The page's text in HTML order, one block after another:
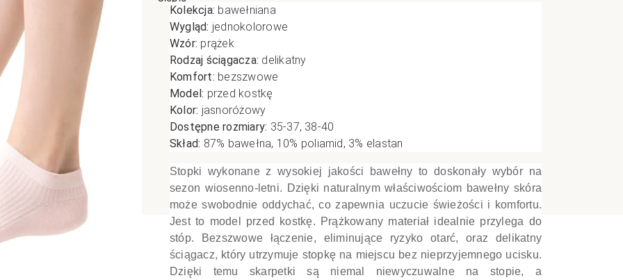
NOWOŚCI OPAKOWANIA
XL
Antypoślizgowe
Ciepłe
Do spania
Rozmiar XL
GETRY
Jednokolorowe
Wzorowane
Kolekcja: bawełniana
Wygląd: jednokolorowe
Wzór: prążek
Rodzaj ściągacza: delikatny
Komfort: bezszwowe
Model: przed kostkę
Kolor: jasnoróżowy
Dostępne rozmiary: 35-37, 38-40
Skład: 87% bawełna, 10% poliamid, 3% elastan
Stopki wykonane z wysokiej jakości bawełny to doskonały wybór na
sezon wiosenno-letni. Dzięki naturalnym właściwościom bawełny skóra
może swobodnie oddychać, co zapewnia uczucie świeżości i komfortu.
Jest to model przed kostkę. Prążkowany materiał idealnie przylega do
stóp. Bezszwowe łączenie, eliminujące ryzyko otarć, oraz delikatny
ściągacz, który utrzymuje stopkę na miejscu bez nieprzyjemnego ucisku.
Dzięki temu skarpetki są niemal niewyczuwalne na stopie, a